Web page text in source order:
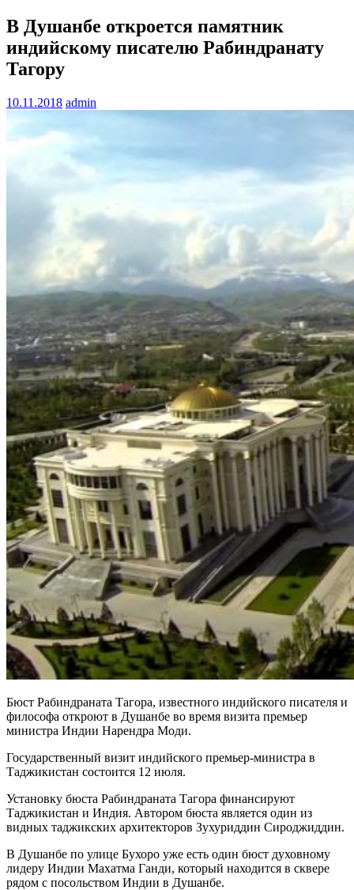
В Душанбе откроется памятник
индийскому писателю Рабиндранату
Тагору
10.11.2018 admin
Бюст Рабиндраната Тагора, известного индийского писателя и
философа откроют в Душанбе во время визита премьер
министра Индии Нарендра Моди.
Государственный визит индийского премьер-министра в
Таджикистан состоится 12 июля.
Установку бюста Рабиндраната Тагора финансируют
Таджикистан и Индия. Автором бюста является один из
видных таджикских архитекторов Зухуриддин Сироджиддин.
В Душанбе по улице Бухоро уже есть один бюст духовному
лидеру Индии Махатма Ганди, который находится в сквере
рядом с посольством Индии в Душанбе.